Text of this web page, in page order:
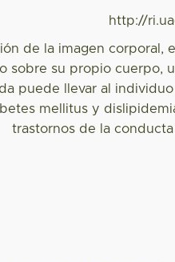
http://
de la imagen corporal,
sobre su propio cuerpo,
puede llevar al
mellitus y
trastornos de la